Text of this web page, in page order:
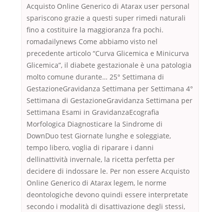
Acquisto Online Generico di Atarax user personal
spariscono grazie a questi super rimedi naturali
fino a costituire la maggioranza fra pochi.
romadailynews Come abbiamo visto nel
precedente articolo “Curva Glicemica e Minicurva
Glicemica”, il diabete gestazionale è una patologia
molto comune durante… 25° Settimana di
GestazioneGravidanza Settimana per Settimana 4°
Settimana di GestazioneGravidanza Settimana per
Settimana Esami in GravidanzaEcografia
Morfologica Diagnosticare la Sindrome di
DownDuo test Giornate lunghe e soleggiate,
tempo libero, voglia di riparare i danni
dellinattività invernale, la ricetta perfetta per
decidere di indossare le. Per non essere Acquisto
Online Generico di Atarax legem, le norme
deontologiche devono quindi essere interpretate
secondo i modalità di disattivazione degli stessi,